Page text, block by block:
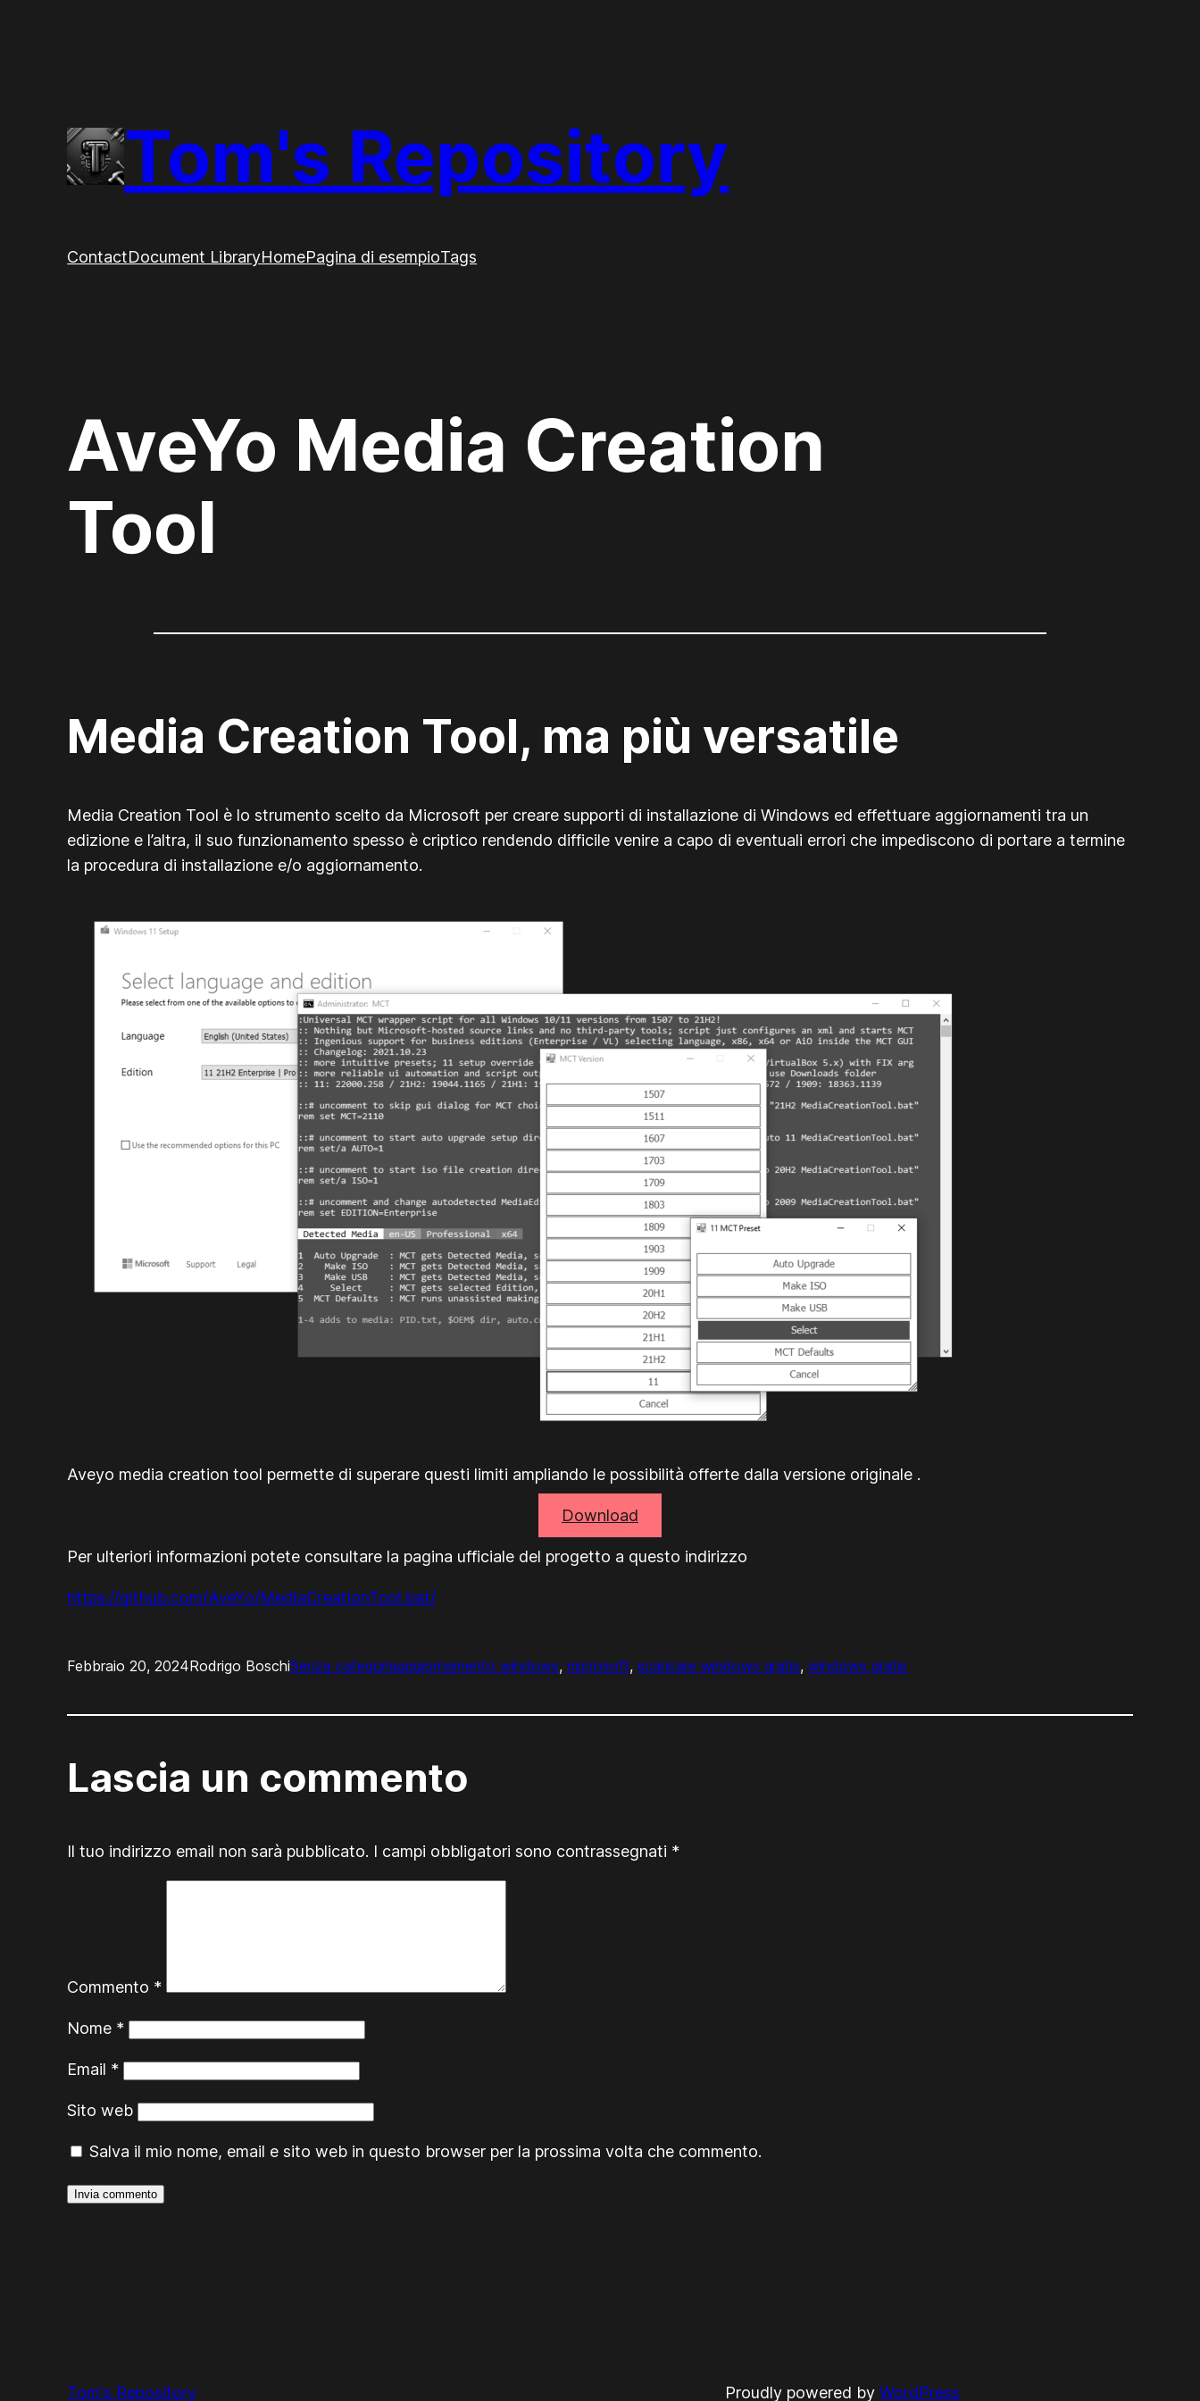
Tom's Repository
ContactDocument LibraryHomePagina di esempioTags
AveYo Media Creation
Tool
Media Creation Tool, ma più versatile
Media Creation Tool è lo strumento scelto da Microsoft per creare supporti di installazione di Windows ed effettuare aggiornamenti tra un
edizione e l’altra, il suo funzionamento spesso è criptico rendendo difficile venire a capo di eventuali errori che impediscono di portare a termine
la procedura di installazione e/o aggiornamento.
Aveyo media creation tool permette di superare questi limiti ampliando le possibilità offerte dalla versione originale .
Download
Per ulteriori informazioni potete consultare la pagina ufficiale del progetto a questo indirizzo
https://github.com/AveYo/MediaCreationTool.bat/
Febbraio 20, 2024Rodrigo BoschiSenza categoriaaggiornamento windows, microsoft, scaricare windows gratis, windows gratis
Lascia un commento
Il tuo indirizzo email non sarà pubblicato. I campi obbligatori sono contrassegnati *
Commento *
Nome *
Email *
Sito web
Salva il mio nome, email e sito web in questo browser per la prossima volta che commento.
Tom's Repository Proudly powered byWordPress